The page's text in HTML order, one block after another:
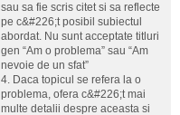
sau sa fie scris citet si sa reflecte
pe c&#226;t posibil subiectul
abordat. Nu sunt acceptate titluri
gen “Am o problema” sau “Am
nevoie de un sfat”
4. Daca topicul se refera la o
problema, ofera c&#226;t mai
multe detalii despre aceasta si